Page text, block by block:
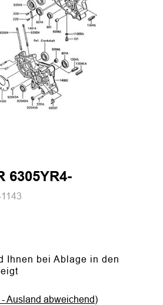
6305YR4-
Ihnen bei Ablage in den
- Ausland abweichend)